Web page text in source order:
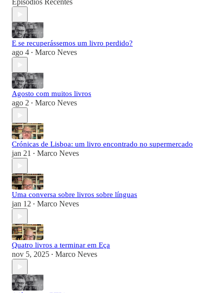
Episódios Recentes
E se recuperássemos um livro perdido?
ago 4 • Marco Neves
Agosto com muitos livros
ago 2 • Marco Neves
Crónicas de Lisboa: um livro encontrado no supermercado
jan 21 • Marco Neves
Uma conversa sobre livros sobre línguas
jan 12 • Marco Neves
Quatro livros a terminar em Eça
nov 5, 2025 • Marco Neves